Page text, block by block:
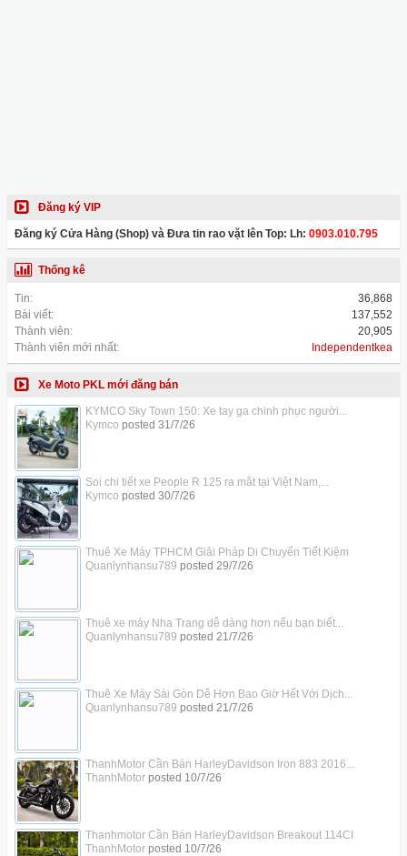
Đăng ký VIP
Đăng ký Cửa Hàng (Shop) và Đưa tin rao vặt lên Top: Lh: 0903.010.795
Thống kê
Tin:
36,868
Bài viết:
137,552
Thành viên:
20,905
Thành viên mới nhất:
Independentkea
Xe Moto PKL mới đăng bán
KYMCO Sky Town 150: Xe tay ga chinh phục người...
Kymco posted 31/7/26
Soi chi tiết xe People R 125 ra mắt tại Việt Nam,...
Kymco posted 30/7/26
Thuê Xe Máy TPHCM Giải Pháp Di Chuyển Tiết Kiệm
Quanlynhansu789 posted 29/7/26
Thuê xe máy Nha Trang dễ dàng hơn nếu bạn biết...
Quanlynhansu789 posted 21/7/26
Thuê Xe Máy Sài Gòn Dễ Hơn Bao Giờ Hết Với Dịch...
Quanlynhansu789 posted 21/7/26
ThanhMotor Cần Bán HarleyDavidson Iron 883 2016...
ThanhMotorposted 10/7/26
Thanhmotor Cần Bán HarleyDavidson Breakout 114CI
ThanhMotorposted 10/7/26